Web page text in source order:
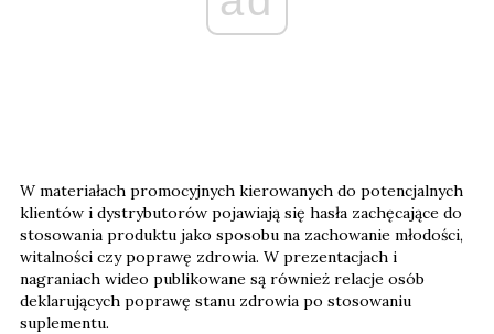
W materiałach promocyjnych kierowanych do potencjalnych
klientów i dystrybutorów pojawiają się hasła zachęcające do
stosowania produktu jako sposobu na zachowanie młodości,
witalności czy poprawę zdrowia. W prezentacjach i
nagraniach wideo publikowane są również relacje osób
deklarujących poprawę stanu zdrowia po stosowaniu
suplementu.